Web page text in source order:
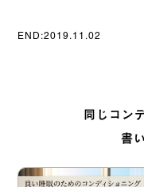
END:2019.11.02
同じコン
書